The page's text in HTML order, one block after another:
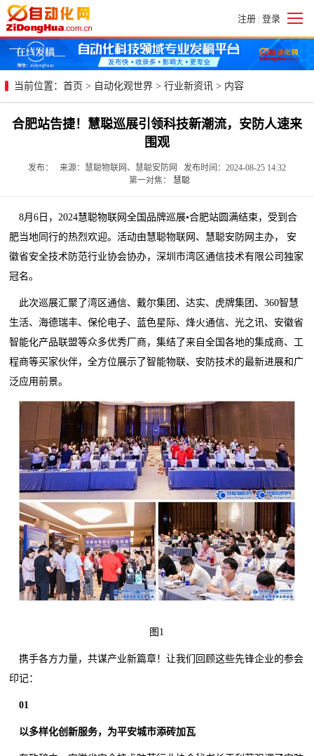
注册 | 登录
当前位置： 首页 > 自动化观世界 > 行业新资讯 > 内容
合肥站告捷！慧聪巡展引领科技新潮流，安防人速来
围观
发布： 来源：慧聪物联网、慧聪安防网 发布时间：2024-08-25 14:32
第一对焦： 慧聪
8月6日，2024慧聪物联网全国品牌巡展•合肥站圆满结束，受到合
肥当地同行的热烈欢迎。活动由慧聪物联网、慧聪安防网主办， 安
徽省安全技术防范行业协会协办，深圳市湾区通信技术有限公司独家
冠名。
此次巡展汇聚了湾区通信、戴尔集团、达实、虎牌集团、360智慧
生活、海德瑞丰、保伦电子、蓝色星际、烽火通信、光之讯、安徽省
智能化产品联盟等众多优秀厂商，集结了来自全国各地的集成商、工
程商等买家伙伴，全方位展示了智能物联、安防技术的最新进展和广
泛应用前景。
图1
携手各方力量，共谋产业新篇章！让我们回顾这些先锋企业的参会
印记：
01
以多样化创新服务，为平安城市添砖加瓦